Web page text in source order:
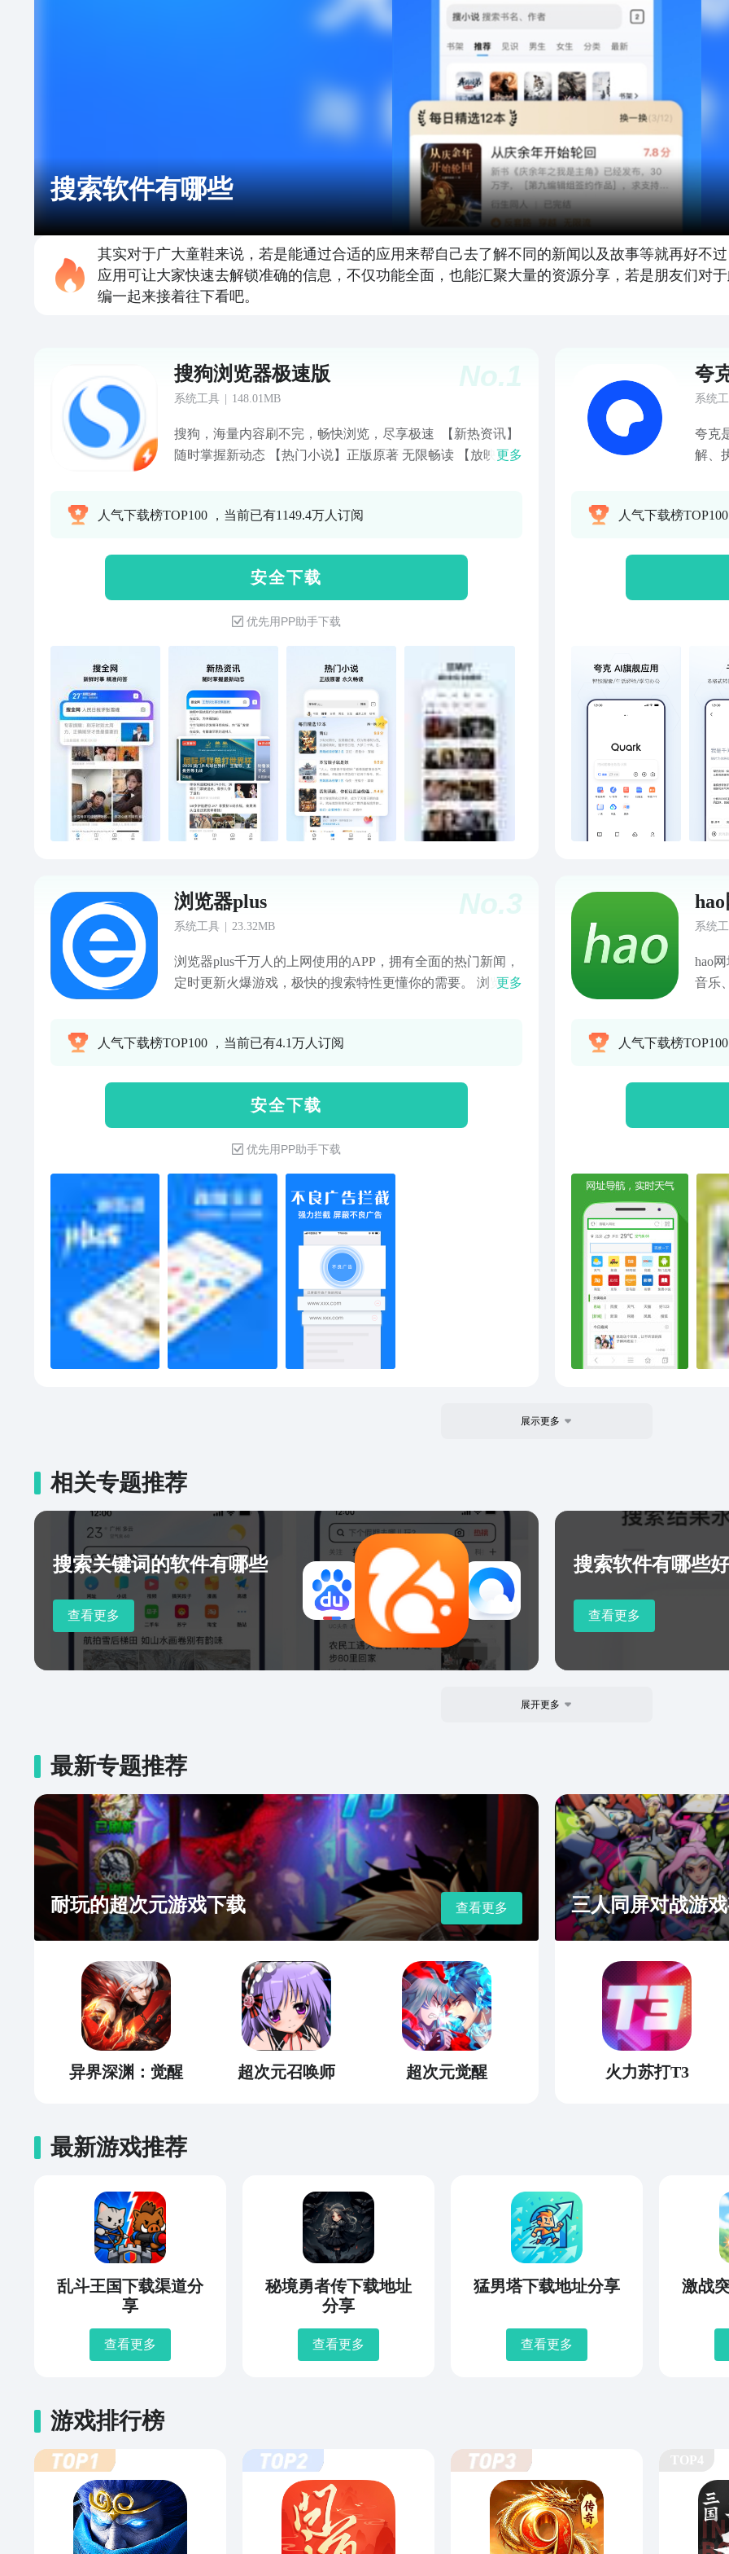
搜索软件有哪些
其实对于广大童鞋来说，若是能通过合适的应用来帮自己去了解不同的新闻以及故事等就再好不
应用可让大家快速去解锁准确的信息，不仅功能全面，也能汇聚大量的资源分享，若是朋友们对
编一起来接着往下看吧。
No.1
搜狗浏览器极速版
系统工具 148.01MB
搜狗，海量内容刷不完，畅快浏览，尽享极速 【新热资讯】
随时掌握新动态 【热门小说】正版原著 无限畅读 【放映厅】
阅服务：腾讯视频VIP连续包月（1个月）、腾讯视频VIP连续
格：连续包月产品为20元/月，连续包季产品为58元/季，连续
包年产品为218元/年 3.自动续费：每个计费周期到期前24小时
内，将自动在iTunes账号扣费，并延长对应订阅服务的会员时
长 4.关闭服务：您可以在苹果手机“设置” --> 进入“iTunes
Store 与 App Store”-->点击 “Apple ID”，选择"查看Apple ID"，
进入"账户设置"页面，点击“订阅”，管理自动订阅服务，如需
取消，每个计费周期结束前24小时关闭即可，到期前24小时
内则不再扣费 5.本服务不含免费试用时间，订阅成功立即扣
费并生效 6.腾讯视频VIP会员服务协议：
https://film.qq.com/weixin/term.html 7.隐私协议：
https://privacy.qq.com/document/priview/3fab9c7fc1424ebda42c3c
e488322c8a 欢迎加入我们的秘密俱乐部：搜狗粉丝QQ群：
734619395 ，抢先体验新功能！
更多
人气下载榜TOP100 ，当前已有1149.4万人订阅
安 全 下 载
优先用PP助手下载
夸
系统
夸克
解、
来高
问答
体
表
一
资
智
AI
心
题答
主题
翻译
【夸
读，
助，
人气下载榜
No.3
浏览器plus
系统工具 23.32MB
浏览器plus千万人的上网使用的APP，拥有全面的热门新闻，
定时更新火爆游戏，极快的搜索特性更懂你的需要。 浏览器
八卦、社会民生、定时更新。 3.浏览器拥有精美的排版好看
更多
人气下载榜TOP100 ，当前已有4.1万人订阅
安 全 下 载
优先用PP助手下载
系统
hao
音乐
人气下载榜
展示更多
相关专题推荐
搜索关键词的软件有哪些
查看更多
搜索软件有哪些
查看更多
展开更多
最新专题推荐
耐玩的超次元游戏下载 查看更多
异界深渊：觉醒 超次元召唤师 超次元觉醒
三人同屏对战游
火力苏打T3
最新游戏推荐
乱斗王国下载渠道分
享
查看更多
秘境勇者传下载地址
分享
查看更多
猛男塔下载地址分享
查看更多
激战
游戏排行榜